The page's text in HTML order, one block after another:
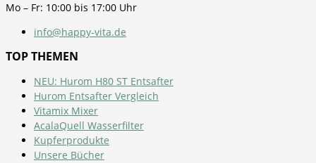
Mo – Fr: 10:00 bis 17:00 Uhr
info@happy-vita.de
TOP THEMEN
NEU: Hurom H80 ST Entsafter
Hurom Entsafter Vergleich
Vitamix Mixer
AcalaQuell Wasserfilter
Kupferprodukte
Unsere Bücher